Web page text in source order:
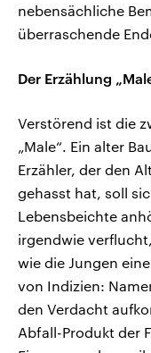
nebensächliche
überraschende
Der Erzählung
Verstörend ist die
„Male“. Ein alter
Erzähler, der den
gehasst hat, soll
Lebensbeichte
irgendwie
wie die Jungen
von Indizien:
den Verdacht
Abfall-Produkt der